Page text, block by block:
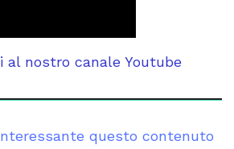
al nostro canale Youtube
questo contenuto